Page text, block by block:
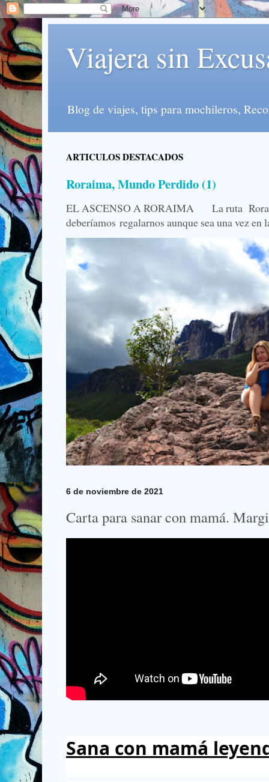
Viajera sin
Blog de viajes, tips para mochileros,
ARTICULOS DESTACADOS
Roraima, Mundo Perdido (1)
EL ASCENSO A RORAIMA La ruta
deberíamos regalarnos aunque sea una vez en
6 de noviembre de 2021
Carta para sanar con mamá.
Sana con mamá